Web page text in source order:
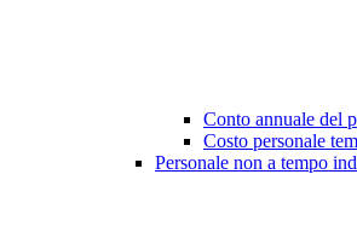
Conto annuale del
Costo personale
Personale non a tempo